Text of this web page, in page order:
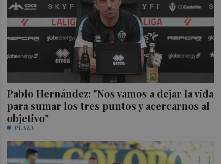
Pablo Hernández: "Nos vamos a dejar la vida
para sumar los tres puntos y acercarnos al
objetivo"
PLAZA